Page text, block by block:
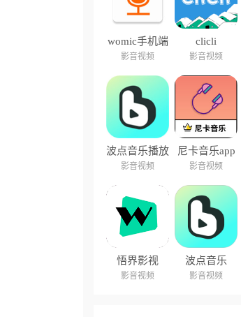
womic手机端
中文版
影音视频
clicli
影音视频
波点音乐播放
器
影音视频
尼卡音乐app
影音视频
悟界影视
影音视频
波点音乐
影音视频